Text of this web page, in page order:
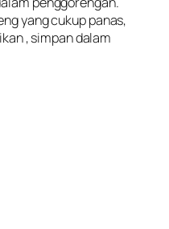
yang cukup panas,
, simpan dalam